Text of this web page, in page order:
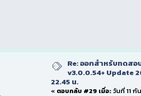
Re: ออกสำหรับทดสอ
v3.0.0.54+ Update
22.45 น.
« ตอบกลับ #29 เมื่อ: วันที่ 11 กั